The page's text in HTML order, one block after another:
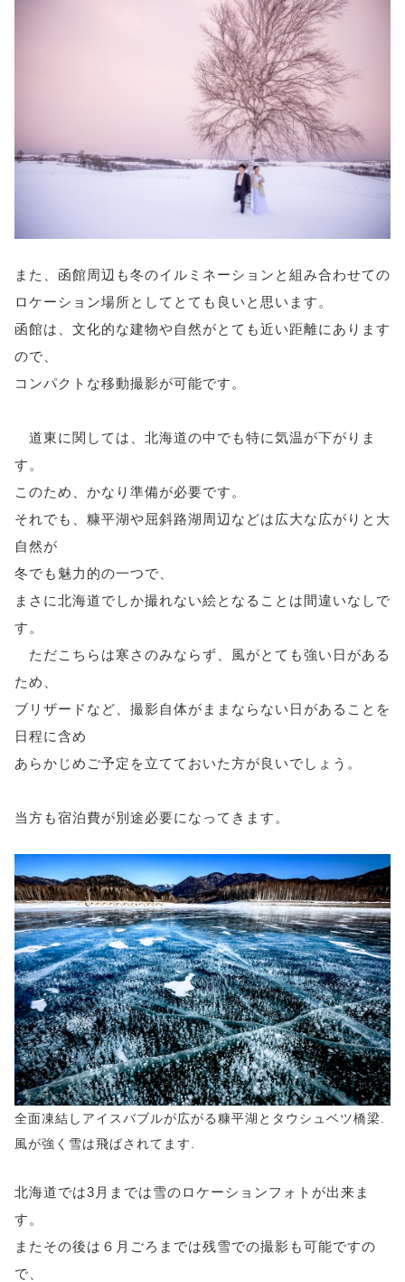
また、函館周辺も冬のイルミネーションと組み合わせての
ロケーション場所としてとても良いと思います。
函館は、文化的な建物や自然がとても近い距離にあります
ので、
コンパクトな移動撮影が可能です。
道東に関しては、北海道の中でも特に気温が下がりま
す。
このため、かなり準備が必要です。
それでも、糠平湖や屈斜路湖周辺などは広大な広がりと大
自然が
冬でも魅力的の一つで、
まさに北海道でしか撮れない絵となることは間違いなしで
す。
ただこちらは寒さのみならず、風がとても強い日がある
ため、
ブリザードなど、撮影自体がままならない日があることを
日程に含め
あらかじめご予定を立てておいた方が良いでしょう。
当方も宿泊費が別途必要になってきます。
全面凍結しアイスバブルが広がる糠平湖とタウシュベツ橋梁.
風が強く雪は飛ばされてます.
北海道では3月までは雪のロケーションフォトが出来ま
す。
またその後は６月ごろまでは残雪での撮影も可能ですの
で、